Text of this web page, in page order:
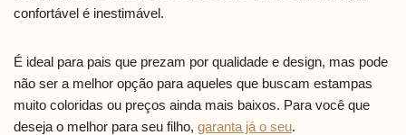
confortável é inestimável.
É ideal para pais que prezam por qualidade e design, mas pode
não ser a melhor opção para aqueles que buscam estampas
muito coloridas ou preços ainda mais baixos. Para você que
deseja o melhor para seu filho, garanta já o seu.